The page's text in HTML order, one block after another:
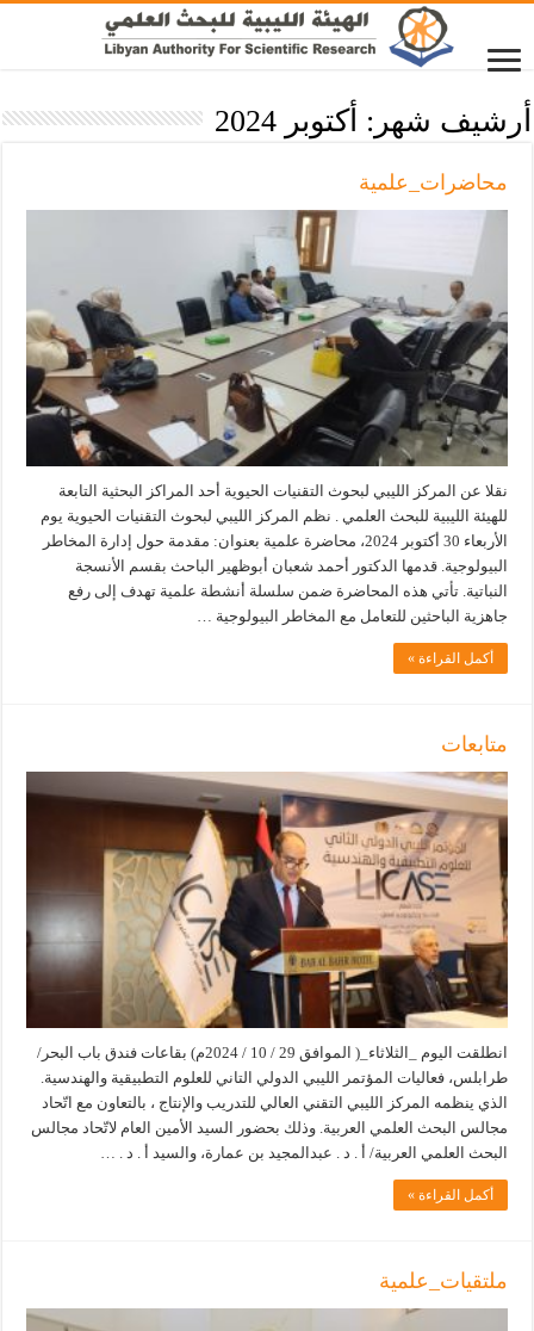
أرشيف شهر: أكتوبر 2024
محاضرات_علمية
نقلا عن المركز الليبي لبحوث التقنيات الحيوية أحد المراكز البحثية التابعة
للهيئة الليبية للبحث العلمي . نظم المركز الليبي لبحوث التقنيات الحيوية يوم
الأربعاء 30 أكتوبر 2024، محاضرة علمية بعنوان: مقدمة حول إدارة المخاطر
البيولوجية. قدمها الدكتور أحمد شعبان أبوظهير الباحث بقسم الأنسجة
النباتية. تأتي هذه المحاضرة ضمن سلسلة أنشطة علمية تهدف إلى رفع
جاهزية الباحثين للتعامل مع المخاطر البيولوجية …
أكمل القراءة »
متابعات
انطلقت اليوم _الثلاثاء_( الموافق 29 / 10 / 2024م) بقاعات فندق باب البحر/
طرابلس، فعاليات المؤتمر الليبي الدولي التاني للعلوم التطبيقية والهندسية.
الذي ينظمه المركز الليبي التقني العالي للتدريب والإنتاج ، بالتعاون مع اتّحاد
مجالس البحث العلمي العربية. وذلك بحضور السيد الأمين العام لاتّحاد مجالس
البحث العلمي العربية/ أ . د . عبدالمجيد بن عمارة، والسيد أ . د . …
أكمل القراءة »
ملتقيات_علمية